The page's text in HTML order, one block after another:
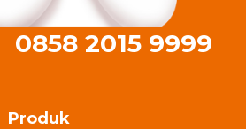
0858 2015 9999
Produk